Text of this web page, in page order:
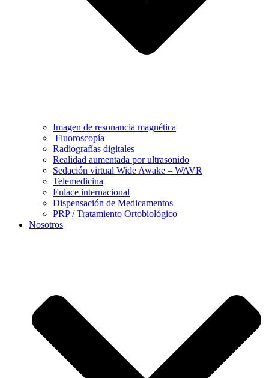
Imagen de resonancia magnética
Fluoroscopía
Radiografías digitales
Realidad aumentada por ultrasonido
Sedación virtual Wide Awake – WAVR
Telemedicina
Enlace internacional
Dispensación de Medicamentos
PRP / Tratamiento Ortobiológico
Nosotros